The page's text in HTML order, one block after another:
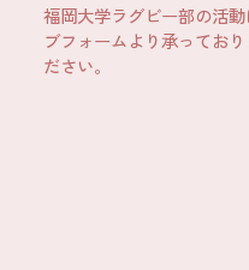
福岡大学ラグビー部の活
ブフォームより承ってお
ださい。